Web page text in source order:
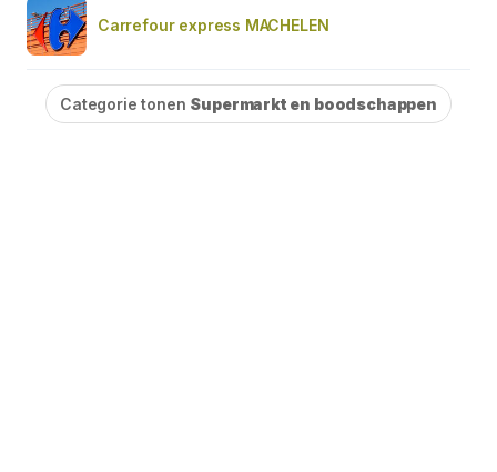
Carrefour express MACHELEN
Categorie tonen Supermarkt en boodschappen